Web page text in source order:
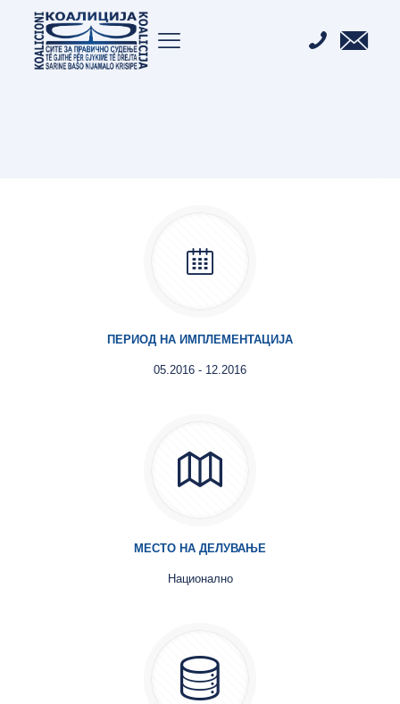
ПЕРИОД НА ИМПЛЕМЕНТАЦИЈА
05.2016 - 12.2016
МЕСТО НА ДЕЛУВАЊЕ
Национално